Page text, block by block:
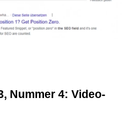
Nummer 4: Video-